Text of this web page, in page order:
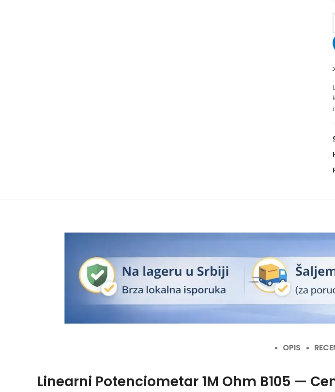
OPIS
Linearni Potenciometar 1M Ohm B105 —